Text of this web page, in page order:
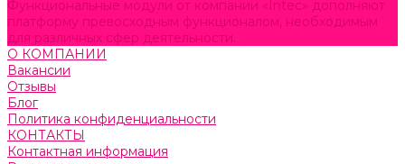
Функциональные модули от компании «Intec» дополняют
платформу превосходным функционалом, необходимым
для различных сфер деятельности.
О КОМПАНИИ
Вакансии
Отзывы
Блог
Политика конфиденциальности
КОНТАКТЫ
Контактная информация